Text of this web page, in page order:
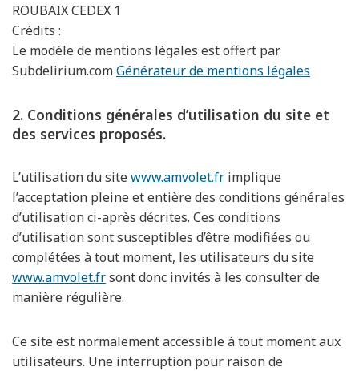
ROUBAIX CEDEX 1
Crédits :
Le modèle de mentions légales est offert par
Subdelirium.comGénérateur de mentions légales
2. Conditions générales d’utilisation du site et
des services proposés.
L’utilisation du sitewww.amvolet.fr implique
l’acceptation pleine et entière des conditions générales
d’utilisation ci-après décrites. Ces conditions
d’utilisation sont susceptibles d’être modifiées ou
complétées à tout moment, les utilisateurs du site
www.amvolet.frsont donc invités à les consulter de
manière régulière.
Ce site est normalement accessible à tout moment aux
utilisateurs. Une interruption pour raison de